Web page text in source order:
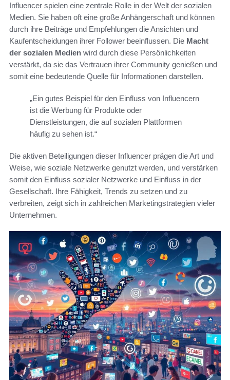
Influencer spielen eine zentrale Rolle in der Welt der sozialen
Medien. Sie haben oft eine große Anhängerschaft und können
durch ihre Beiträge und Empfehlungen die Ansichten und
Kaufentscheidungen ihrer Follower beeinflussen. Die Macht
der sozialen Medien wird durch diese Persönlichkeiten
verstärkt, da sie das Vertrauen ihrer Community genießen und
somit eine bedeutende Quelle für Informationen darstellen.
„Ein gutes Beispiel für den Einfluss von Influencern
ist die Werbung für Produkte oder
Dienstleistungen, die auf sozialen Plattformen
häufig zu sehen ist.“
Die aktiven Beteiligungen dieser Influencer prägen die Art und
Weise, wie soziale Netzwerke genutzt werden, und verstärken
somit den Einfluss sozialer Netzwerke und Einfluss in der
Gesellschaft. Ihre Fähigkeit, Trends zu setzen und zu
verbreiten, zeigt sich in zahlreichen Marketingstrategien vieler
Unternehmen.